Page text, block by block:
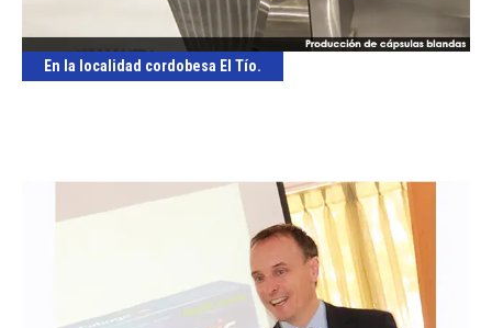
En la localidad cordobesa El Tío.